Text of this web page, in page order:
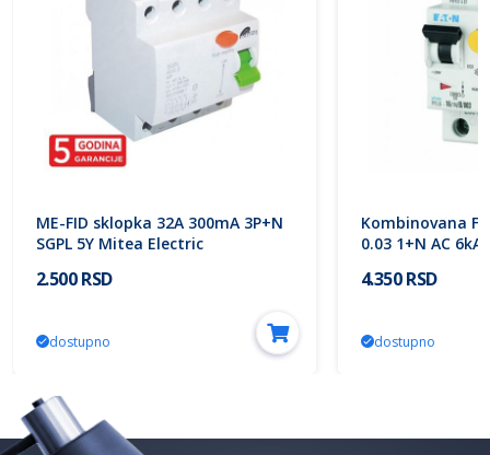
ME-FID sklopka 32A 300mA 3P+N
SGPL 5Y Mitea Electric
2.500 RSD
dostupno
Kombinovana
0.03 1+N AC 6kA
4.350 RSD
dostupno